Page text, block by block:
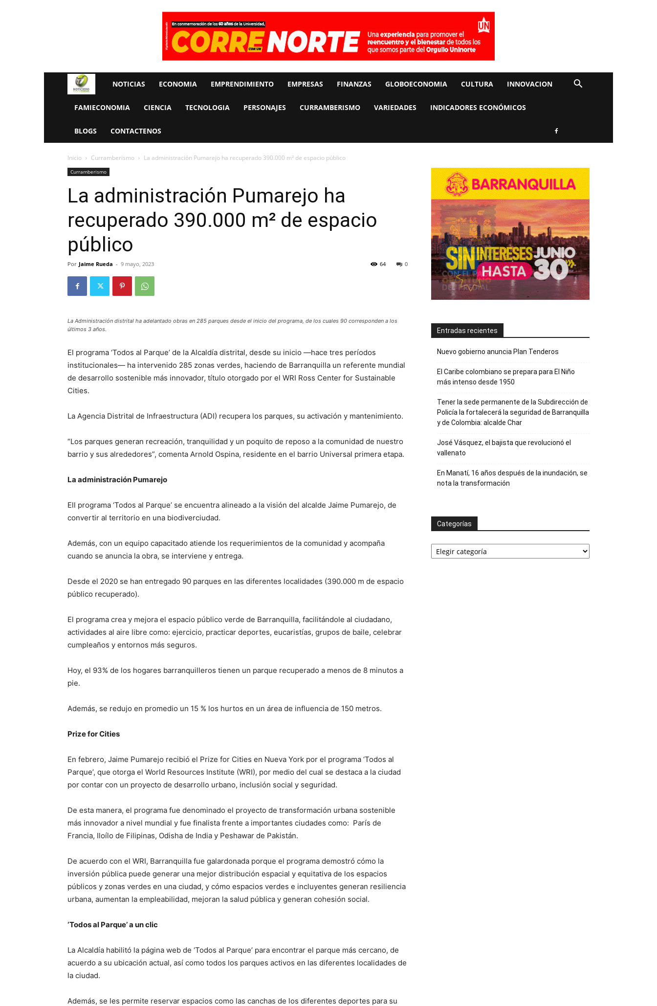
Rueda
La
Economia
NOTICIAS ECONOMIA EMPRENDIMIENTO EMPRESAS FINANZAS GLOBOECONOMIA CULTURA INNOVACION
FAMIECONOMIA CIENCIA TECNOLOGIA PERSONAJES CURRAMBERISMO VARIEDADES INDICADORES ECONÓMICOS
BLOGS CONTACTENOS
Inicio Curramberismo La administración Pumarejo ha recuperado 390.000 m² de espacio público
Curramberismo
La administración Pumarejo ha
recuperado 390.000 m² de espacio
público
Por Jaime Rueda - 9 mayo, 2023 0
64
La Administración distrital ha adelantado obras en 285 parques desde el inicio del programa, de los cuales 90 corresponden a los
últimos 3 años.
El programa ‘Todos al Parque’ de la Alcaldía distrital, desde su inicio —hace tres períodos
institucionales— ha intervenido 285 zonas verdes, haciendo de Barranquilla un referente mundial
de desarrollo sostenible más innovador, título otorgado por el WRI Ross Center for Sustainable
Cities.
La Agencia Distrital de Infraestructura (ADI) recupera los parques, su activación y mantenimiento.
“Los parques generan recreación, tranquilidad y un poquito de reposo a la comunidad de nuestro
barrio y sus alrededores”, comenta Arnold Ospina, residente en el barrio Universal primera etapa.
La administración Pumarejo
Ell programa ‘Todos al Parque’ se encuentra alineado a la visión del alcalde Jaime Pumarejo, de
convertir al territorio en una biodiverciudad.
Además, con un equipo capacitado atiende los requerimientos de la comunidad y acompaña
cuando se anuncia la obra, se interviene y entrega.
Desde el 2020 se han entregado 90 parques en las diferentes localidades (390.000 m de espacio
público recuperado).
El programa crea y mejora el espacio público verde de Barranquilla, facilitándole al ciudadano,
actividades al aire libre como: ejercicio, practicar deportes, eucaristías, grupos de baile, celebrar
cumpleaños y entornos más seguros.
Hoy, el 93% de los hogares barranquilleros tienen un parque recuperado a menos de 8 minutos a
pie.
Además, se redujo en promedio un 15 % los hurtos en un área de influencia de 150 metros.
Prize for Cities
En febrero, Jaime Pumarejo recibió el Prize for Cities en Nueva York por el programa ‘Todos al
Parque’, que otorga el World Resources Institute (WRI), por medio del cual se destaca a la ciudad
por contar con un proyecto de desarrollo urbano, inclusión social y seguridad.
De esta manera, el programa fue denominado el proyecto de transformación urbana sostenible
más innovador a nivel mundial y fue finalista frente a importantes ciudades como: París de
Francia, Iloílo de Filipinas, Odisha de India y Peshawar de Pakistán.
De acuerdo con el WRI, Barranquilla fue galardonada porque el programa demostró cómo la
inversión pública puede generar una mejor distribución espacial y equitativa de los espacios
públicos y zonas verdes en una ciudad, y cómo espacios verdes e incluyentes generan resiliencia
urbana, aumentan la empleabilidad, mejoran la salud pública y generan cohesión social.
‘Todos al Parque’ a un clic
La Alcaldía habilitó la página web de ‘Todos al Parque’ para encontrar el parque más cercano, de
acuerdo a su ubicación actual, así como todos los parques activos en las diferentes localidades de
la ciudad.
Además, se les permite reservar espacios como las canchas de los diferentes deportes para su
Entradas recientes
Nuevo gobierno anuncia Plan Tenderos
El Caribe colombiano se prepara para El Niño
más intenso desde 1950
Tener la sede permanente de la Subdirección de
Policía la fortalecerá la seguridad de Barranquilla
y de Colombia: alcalde Char
José Vásquez, el bajista que revolucionó el
vallenato
En Manatí, 16 años después de la inundación, se
nota la transformación
Categorías
Categorías